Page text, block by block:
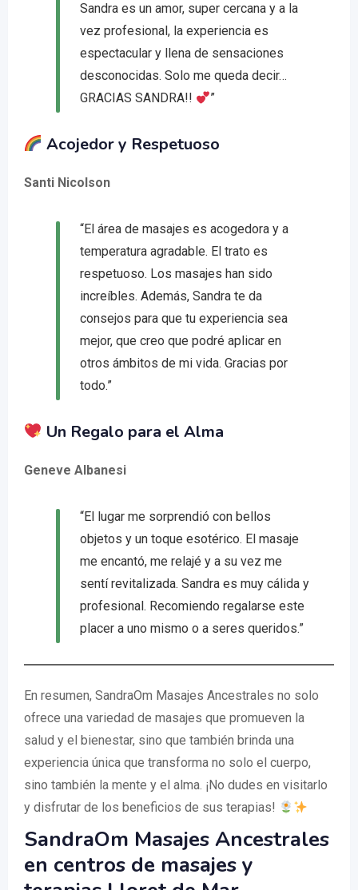
Sandra es un amor, super cercana y a la
vez profesional, la experiencia es
espectacular y llena de sensaciones
desconocidas. Solo me queda decir…
GRACIAS SANDRA!!
”
Acojedor y Respetuoso
Santi Nicolson
“El área de masajes es acogedora y a
temperatura agradable. El trato es
respetuoso. Los masajes han sido
increíbles. Además, Sandra te da
consejos para que tu experiencia sea
mejor, que creo que podré aplicar en
otros ámbitos de mi vida. Gracias por
todo.”
Un Regalo para el Alma
Geneve Albanesi
“El lugar me sorprendió con bellos
objetos y un toque esotérico. El masaje
me encantó, me relajé y a su vez me
sentí revitalizada. Sandra es muy cálida y
profesional. Recomiendo regalarse este
placer a uno mismo o a seres queridos.”
En resumen, SandraOm Masajes Ancestrales no solo
ofrece una variedad de masajes que promueven la
salud y el bienestar, sino que también brinda una
experiencia única que transforma no solo el cuerpo,
sino también la mente y el alma. ¡No dudes en visitarlo
y disfrutar de los beneficios de sus terapias!
SandraOm Masajes Ancestrales
en centros de masajes y